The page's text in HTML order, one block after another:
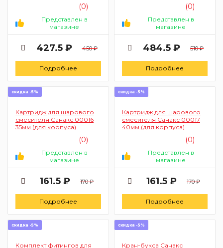
(0)
Представлен в
магазине
427.5 ₽ 450 ₽
Подробнее
(0)
Представлен в
магазине
484.5 ₽ 510 ₽
Подробнее
скидка -5%
Картридж для шарового
смесителя Санакс 00016
35мм (для корпуса)
(0)
Представлен в
магазине
161.5 ₽ 170 ₽
Подробнее
скидка -5%
Картридж для шарового
смесителя Санакс 00017
40мм (для корпуса)
(0)
Представлен в
магазине
161.5 ₽ 170 ₽
Подробнее
скидка -5%
Комплект фитингов для
скидка -5%
Кран-букса Санакс